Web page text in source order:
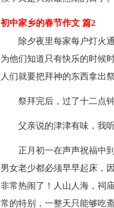
初中家乡的春节作文 篇2
除夕夜里每家每户灯火
为他们知道只有快乐的时候
人们就要把拜神的东西拿出
祭拜完后，过了十二点
父亲说的津津有味，我
正月初一在声声祝福中
男女老少都必须早早起床，
非常热闹了！人山人海，祠
常的特别，一整天只能够吃